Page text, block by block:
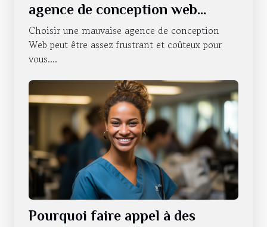
agence de conception web
professionnelle ?
Choisir une mauvaise agence de conception
Web peut être assez frustrant et coûteux pour
vous....
Pourquoi faire appel à des